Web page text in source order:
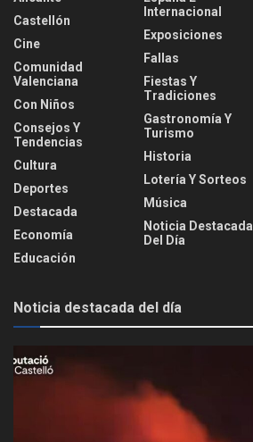
Castellón
Cine
Comunidad
Valenciana
Con Niños
Consejos Y
Tendencias
Cultura
Deportes
Destacada
Economía
Educación
Internacional
Exposiciones
Fallas
Fiestas Y
Tradiciones
Gastronomía Y
Turismo
Historia
Lotería Y Sorteos
Música
Noticia Destacada
Del Día
Noticia destacada del día